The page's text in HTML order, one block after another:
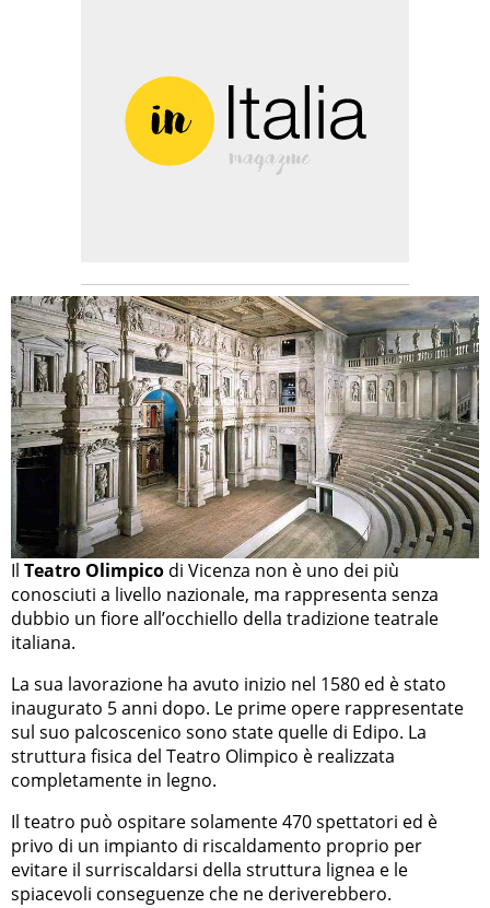
Il Teatro Olimpico di Vicenza non è uno dei più
conosciuti a livello nazionale, ma rappresenta senza
dubbio un fiore all’occhiello della tradizione teatrale
italiana.
La sua lavorazione ha avuto inizio nel 1580 ed è stato
inaugurato 5 anni dopo. Le prime opere rappresentate
sul suo palcoscenico sono state quelle di Edipo. La
struttura fisica del Teatro Olimpico è realizzata
completamente in legno.
Il teatro può ospitare solamente 470 spettatori ed è
privo di un impianto di riscaldamento proprio per
evitare il surriscaldarsi della struttura lignea e le
spiacevoli conseguenze che ne deriverebbero.